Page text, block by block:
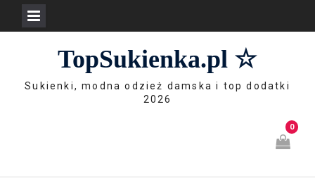
TopSukienka.pl ☆
Sukienki, modna odzież damska i top dodatki
2026
0